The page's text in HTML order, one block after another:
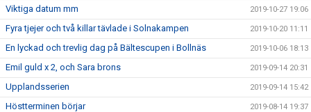
Viktiga datum mm 2019-10-27 19:06
Fyra tjejer och två killar tävlade i Solnakampen 2019-10-20 11:11
En lyckad och trevlig dag på Bältescupen i Bollnäs 2019-10-06 18:13
Emil guld x 2, och Sara brons 2019-09-14 20:31
Upplandsserien 2019-09-14 15:42
Höstterminen börjar 2019-08-14 19:37